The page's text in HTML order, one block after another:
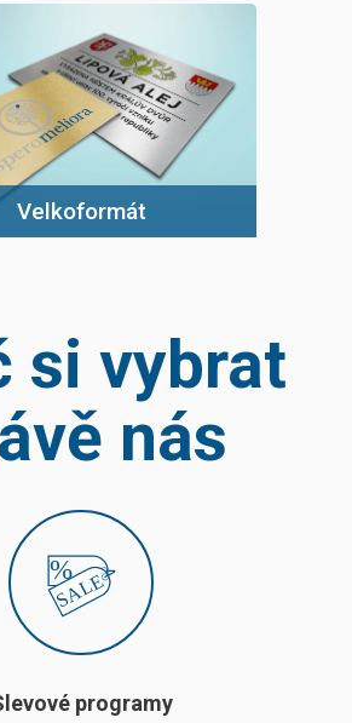
Velkoformát
si vybrat
nás
programy